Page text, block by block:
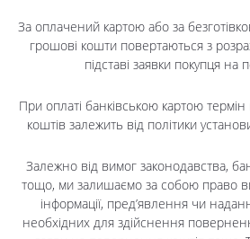
За оплачений картою або за
грошові кошти повертаються з
підставі заявки покупця
При оплаті банківською картою
коштів залежить від політики
Залежно від вимог законодавства,
тощо, ми залишаємо за собою право
інформації, пред’явлення чи
необхідних для здійснення